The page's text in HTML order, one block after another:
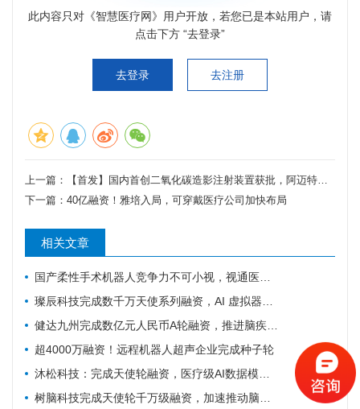
此内容只对《智慧医疗网》用户开放，若您已是本站用户，请
点击下方 “去登录”
去登录 去注册
上一篇：
【首发】国内首创二氧化碳造影注射装置获批，阿迈特医疗完成D轮超2亿元融资
下一篇： 40亿融资！雅培入局，可穿戴医疗公司加快布局
相关文章
国产柔性手术机器人竞争力不可小视，视通医疗再获一轮融资
璨辰科技完成数千万天使系列融资，AI 虚拟器官仿真平台加速落地
健达九州完成数亿元人民币A轮融资，推进脑疾病的精准疗法加速上市
超4000万融资！远程机器人超声企业完成种子轮
沐松科技：完成天使轮融资，医疗级AI数据模型引擎布局具身智能医疗场景数据集
树脑科技完成天使轮千万级融资，加速推动脑机接口与脑磁图技术国产化普及